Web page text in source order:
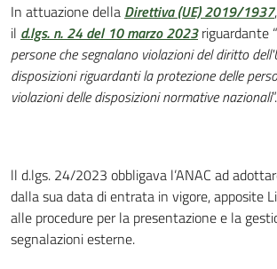
In attuazione della Direttiva (UE) 2019/1937
il d.lgs. n. 24 del 10 marzo 2023riguardante “
persone che segnalano violazioni del diritto
disposizioni riguardanti la protezione delle
violazioni delle disposizioni normative nazionali”.
ll d.lgs. 24/2023 obbligava l’ANAC ad
dalla sua data di entrata in vigore, apposite
alle procedure per la presentazione e la
segnalazioni esterne.